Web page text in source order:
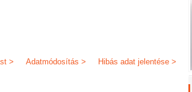
Hibás adat jelentése >
Adatmódosítás >
>